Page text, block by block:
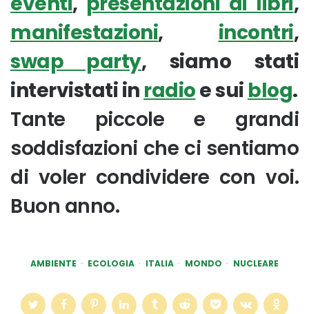
manifestazioni, incontri,
swap party, siamo stati
intervistati in radioe sui blog.
Tante piccole e grandi
soddisfazioni che ci sentiamo
di voler condividere con voi.
Buon anno.
AMBIENTE ECOLOGIA ITALIA MONDO NUCLEARE